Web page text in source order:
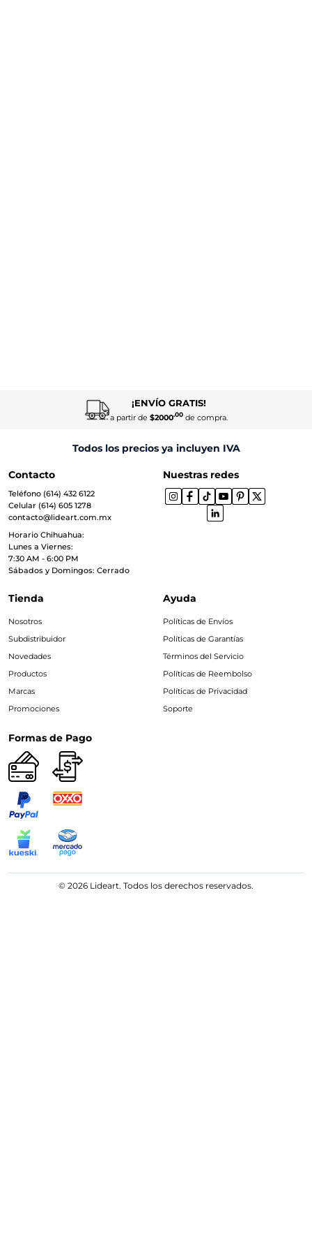
¡ENVÍO GRATIS!
a partir de $2000.00de compra.
Todos los precios ya incluyen IVA
Contacto
Teléfono (614) 432 6122
Celular (614) 605 1278
contacto@lideart.com.mx
Horario Chihuahua:
Lunes a Viernes:
7:30 AM - 6:00 PM
Sábados y Domingos: Cerrado
Nuestras redes
Tienda
Nosotros
Subdistribuidor
Novedades
Productos
Marcas
Promociones
Ayuda
Políticas de Envíos
Políticas de Garantías
Términos del Servicio
Políticas de Reembolso
Políticas de Privacidad
Soporte
Formas de Pago
© 2026 Lideart. Todos los derechos reservados.